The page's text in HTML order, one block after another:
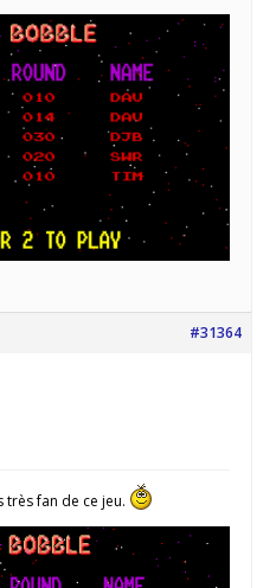
#31364
très fan de ce jeu.